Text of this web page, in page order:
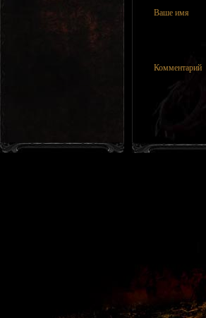
Ваше имя
Комментарий